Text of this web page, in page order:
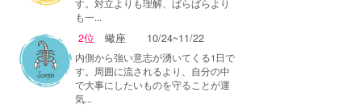
す。対立よりも理解、ばらばらより
も一...
2位 蠍座 10/24~11/22
内側から強い意志が湧いてくる1日で
す。周囲に流されるより、自分の中
で大事にしたいものを守ることが運
気...